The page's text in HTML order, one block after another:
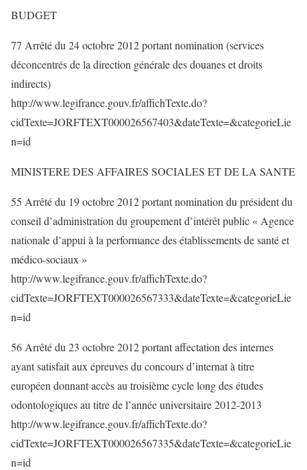
BUDGET
77 Arrêté du 24 octobre 2012 portant nomination (services
déconcentrés de la direction générale des douanes et droits
indirects)
http://www.legifrance.gouv.fr/affichTexte.do?
cidTexte=JORFTEXT000026567403&dateTexte=&categorieLie
n=id
MINISTERE DES AFFAIRES SOCIALES ET DE LA SANTE
55 Arrêté du 19 octobre 2012 portant nomination du président du
conseil d’administration du groupement d’intérêt public « Agence
nationale d’appui à la performance des établissements de santé et
médico-sociaux »
http://www.legifrance.gouv.fr/affichTexte.do?
cidTexte=JORFTEXT000026567333&dateTexte=&categorieLie
n=id
56 Arrêté du 23 octobre 2012 portant affectation des internes
ayant satisfait aux épreuves du concours d’internat à titre
européen donnant accès au troisième cycle long des études
odontologiques au titre de l’année universitaire 2012-2013
http://www.legifrance.gouv.fr/affichTexte.do?
cidTexte=JORFTEXT000026567335&dateTexte=&categorieLie
n=id